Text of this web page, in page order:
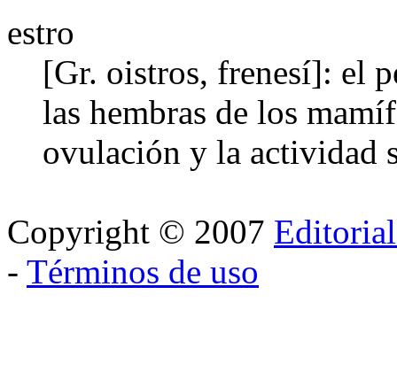
estro
[Gr. oistros, frenesí]: el
las hembras de los
ovulación y la actividad
Copyright © 2007
- Términos de uso